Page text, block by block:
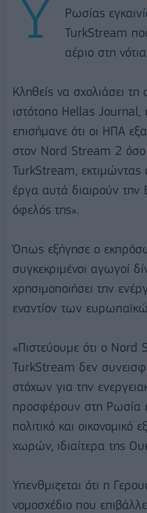
Ρωσίας
TurkStream
αέριο στη
Κληθείς να σχολιάσει τη
ιστότοπο Hellas Journal,
επισήμανε ότι οι ΗΠΑ
στον Nord Stream 2 όσο
TurkStream, εκτιμώντας
έργα αυτά διαιρούν την
όφελός της».
Όπως εξήγησε ο
συγκεκριμένοι αγωγοί
χρησιμοποιήσει την
εναντίον των
«Πιστεύουμε ότι ο
TurkStream δεν
στόχων για την
προσφέρουν στη Ρωσία
πολιτικό και
χωρών, ιδιαίτερα της
Υπενθμιζεται ότι η
νομοσχέδιο που